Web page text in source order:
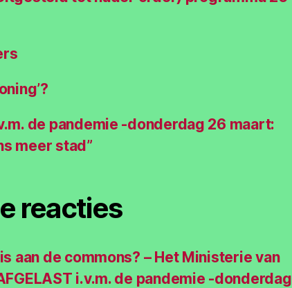
de pandemie -donderdag 26 maart:
meer stad”
reacties
aan de commons? – Het Ministerie van
i.v.m. de pandemie -donderdag